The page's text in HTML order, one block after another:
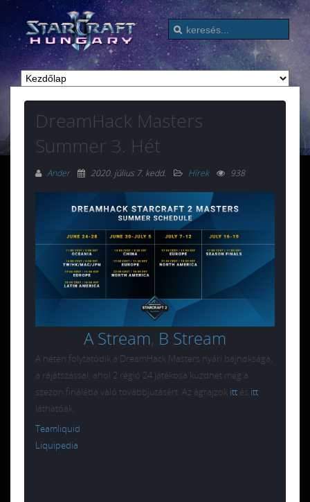
DreamHack Masters
Summer 3. Hét
Ander 2020. július 7. kedd. Hírek 938
A Stream, B Stream
A héten folytatódik a DreamHack Masters nyári bajnoksága,
a rájátszással, ahol 2 régió 24 játékosa küzdhet meg a
szezon fináléba való továbbjutásért. Az ágrajzok itt és itt
láthatóak.
Teamliquid
Liquipedia